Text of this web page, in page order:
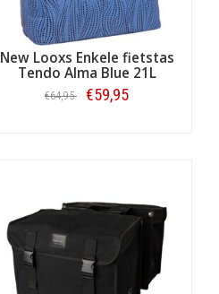
New Looxs Enkele fietstas
Tendo Alma Blue 21L
€64,95 €59,95